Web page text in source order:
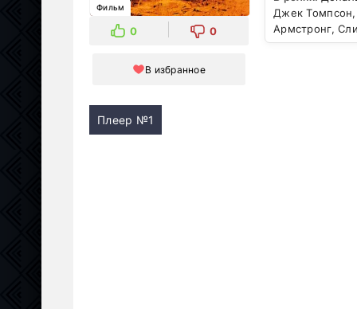
Фильм
0 0
В избранное
Джек
Армстронг,
Плеер №1